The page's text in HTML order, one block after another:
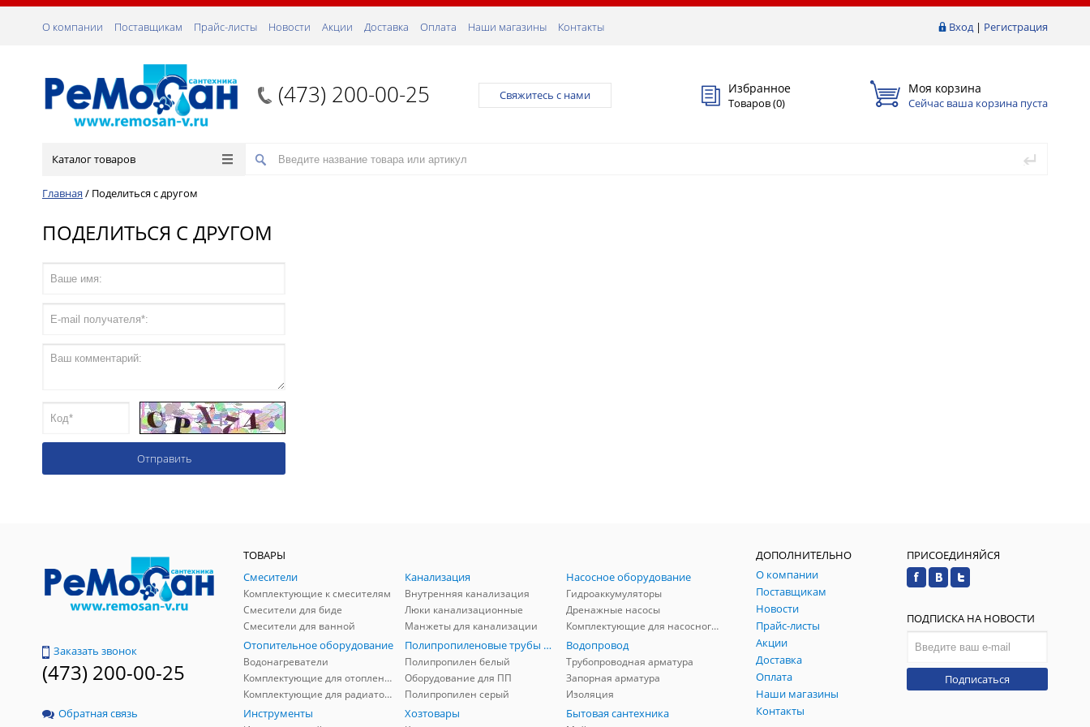
Вход| Регистрация
О компании Поставщикам Прайс-листы Новости Акции Доставка Оплата Наши магазины Контакты
(473) 200-00-25 Свяжитесь с нами Избранное
Товаров (0)
Моя корзина
Сейчас ваша корзина пуста
Каталог товаров
Главная / Поделиться с другом
ПОДЕЛИТЬСЯ С ДРУГОМ
Заказать звонок
(473) 200-00-25
Обратная связь
ТОВАРЫ
Смесители
Комплектующие к смесителям
Смесители для биде
Смесители для ванной
Канализация
Внутренняя канализация
Люки канализационные
Манжеты для канализации
Насосное оборудование
Гидроаккумуляторы
Дренажные насосы
Комплектующие для насосного оборудования
Отопительное оборудование
Водонагреватели
Комплектующие для отопления
Комплектующие для радиаторов
Полипропиленовые трубы и фитинги
Полипропилен белый
Оборудование для ПП
Полипропилен серый
Водопровод
Трубопроводная арматура
Запорная арматура
Изоляция
Инструменты Хозтовары Бытовая сантехника
ДОПОЛНИТЕЛЬНО
О компании
Поставщикам
Новости
Прайс-листы
Акции
Доставка
Оплата
Наши магазины
Контакты
ПРИСОЕДИНЯЙСЯ
ПОДПИСКА НА НОВОСТИ
Подписаться